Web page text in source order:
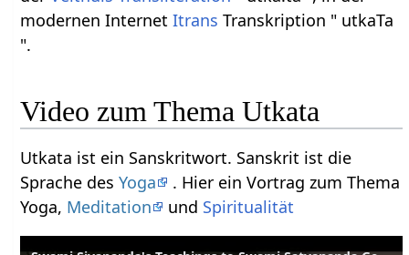
modernen InternetItrans Transkription " utkaTa
".
Video zum Thema Utkata
Utkata ist ein Sanskritwort. Sanskrit ist die
Sprache desYoga
. Hier ein Vortrag zum Thema
Yoga, Meditation und Spiritualität